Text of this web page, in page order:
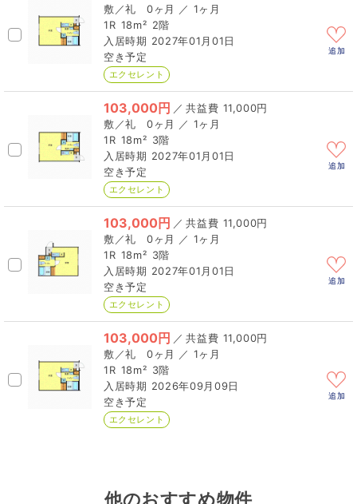
0ヶ月 ／ 1ヶ月
1R 18m² 2階
2027年01月01日
空き予定
エクセレント
追加
103,000円 ／
11,000円
0ヶ月 ／ 1ヶ月
1R 18m² 3階
2027年01月01日
空き予定
エクセレント
追加
103,000円 ／
11,000円
0ヶ月 ／ 1ヶ月
1R 18m² 3階
2027年01月01日
空き予定
エクセレント
追加
103,000円 ／
11,000円
0ヶ月 ／ 1ヶ月
1R 18m² 3階
2026年09月09日
空き予定
エクセレント
追加
他のおすすめ物件